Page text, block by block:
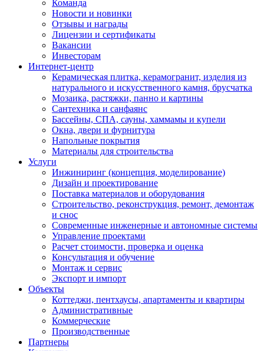
Команда
Новости и новинки
Отзывы и награды
Лицензии и сертификаты
Вакансии
Инвесторам
Интернет-центр
Керамическая плитка, керамогранит, изделия из
натурального и искусственного камня, брусчатка
Мозаика, растяжки, панно и картины
Сантехника и санфаянс
Бассейны, СПА, сауны, хаммамы и купели
Окна, двери и фурнитура
Напольные покрытия
Материалы для строительства
Услуги
Инжиниринг (концепция, моделирование)
Дизайн и проектирование
Поставка материалов и оборудования
Строительство, реконструкция, ремонт, демонтаж
и снос
Современные инженерные и автономные системы
Управление проектами
Расчет стоимости, проверка и оценка
Консультация и обучение
Монтаж и сервис
Экспорт и импорт
Объекты
Коттеджи, пентхаусы, апартаменты и квартиры
Административные
Коммерческие
Производственные
Партнеры